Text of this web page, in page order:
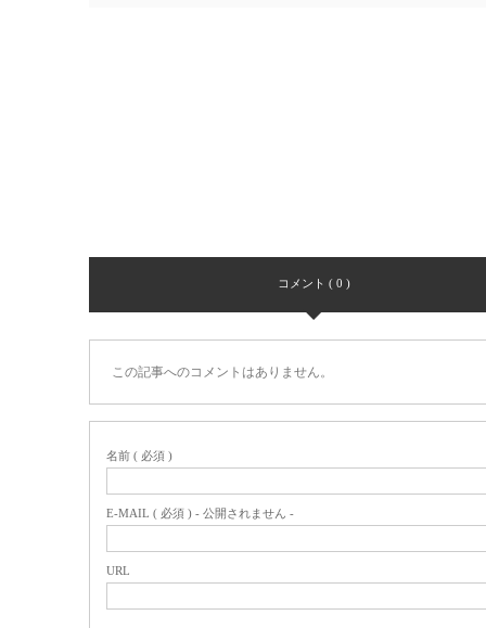
コメント ( 0 )
この記事へのコメントはありません。
名前 ( 必須 )
E-MAIL ( 必須 ) - 公開されません -
URL